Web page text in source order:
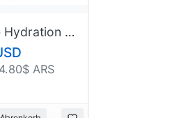
Re-Lyte Hydration Electrolyte Powder Limited Edition / Chocolate
ARS